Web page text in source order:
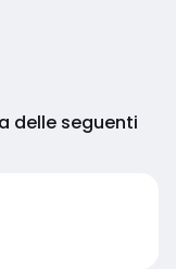
delle seguenti